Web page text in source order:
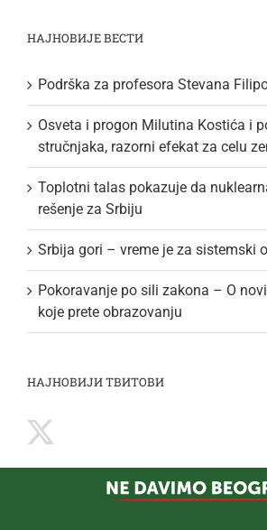
НАЈНОВИЈЕ ВЕСТИ
Podrška za profesora Stevana
Osveta i progon Milutina Kostića i
stručnjaka, razorni efekat za celu
Toplotni talas pokazuje da
rešenje za Srbiju
Srbija gori – vreme je za sistemski
Pokoravanje po sili zakona – O
koje prete obrazovanju
НАЈНОВИЈИ ТВИТОВИ